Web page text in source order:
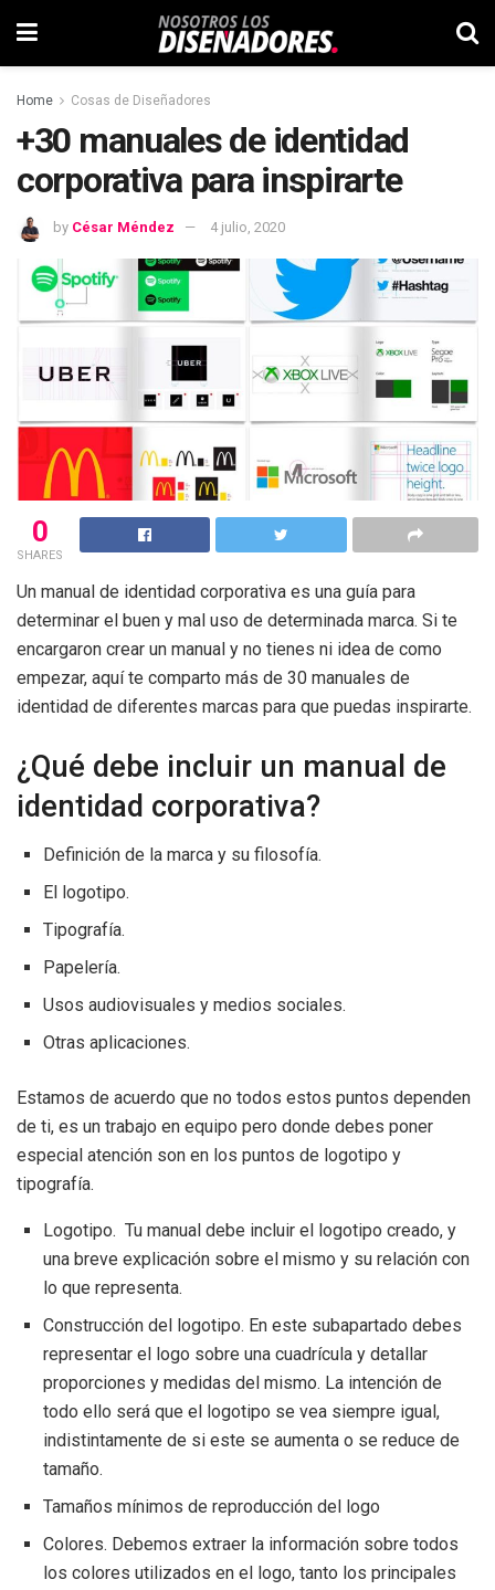
Home Cosas de Diseñadores
+30 manuales de identidad
corporativa para inspirarte
by César Méndez 4 julio, 2020
0
SHARES
Un manual de identidad corporativa es una guía para
determinar el buen y mal uso de determinada marca. Si te
encargaron crear un manual y no tienes ni idea de como
empezar, aquí te comparto más de 30 manuales de
identidad de diferentes marcas para que puedas inspirarte.
¿Qué debe incluir un manual de
identidad corporativa?
Definición de la marca y su filosofía.
El logotipo.
Tipografía.
Papelería.
Usos audiovisuales y medios sociales.
Otras aplicaciones.
Estamos de acuerdo que no todos estos puntos dependen
de ti, es un trabajo en equipo pero donde debes poner
especial atención son en los puntos de logotipo y
tipografía.
Logotipo. Tu manual debe incluir el logotipo creado, y
una breve explicación sobre el mismo y su relación con
lo que representa.
Construcción del logotipo. En este subapartado debes
representar el logo sobre una cuadrícula y detallar
proporciones y medidas del mismo. La intención de
todo ello será que el logotipo se vea siempre igual,
indistintamente de si este se aumenta o se reduce de
tamaño.
Tamaños mínimos de reproducción del logo
Colores. Debemos extraer la información sobre todos
los colores utilizados en el logo, tanto los principales